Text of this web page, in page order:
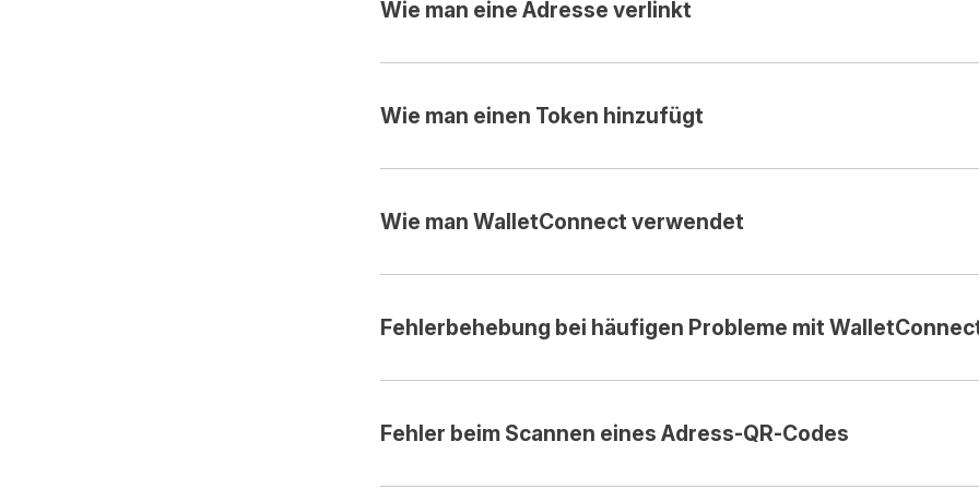
Wie man eine Adresse verlinkt
Wie man einen Token hinzufügt
Wie man WalletConnect verwendet
Fehlerbehebung bei häufigen Probleme mit
Fehler beim Scannen eines Adress-QR-Codes